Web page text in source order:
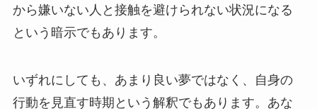
から嫌いない人と接触を避けられない状況になる
という暗示でもあります。
いずれにしても、あまり良い夢ではなく、自身の
行動を見直す時期という解釈でもあります。あな